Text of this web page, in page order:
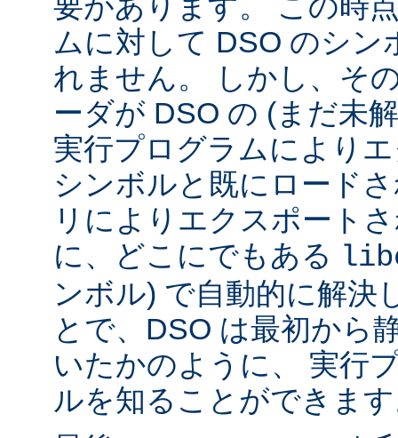
ムに対して DSO のシン
れません。 しかし、そ
ーダが DSO の (まだ未
実行プログラムにより
シンボルと既にロード
リによりエクスポート
に、どこにでもある
ンボル) で自動的に解決
とで、DSO は最初から
いたかのように、 実行
ルを知ることができま